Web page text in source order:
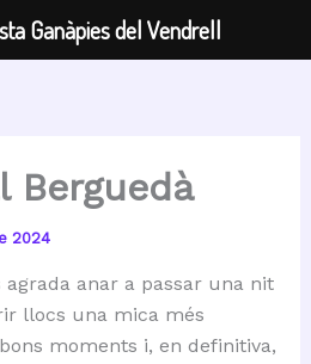
Berguedà
2024
agrada anar a passar una nit
llocs una mica més
moments i, en definitiva,
Ganàpies del Vendrell